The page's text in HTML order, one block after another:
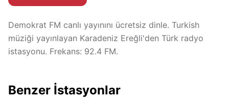
Demokrat FM canlı yayınını ücretsiz dinle. Turkish
müziği yayınlayan Karadeniz Ereğli'den Türk radyo
istasyonu. Frekans: 92.4 FM.
Benzer İstasyonlar